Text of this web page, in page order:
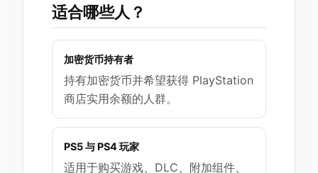
适合哪些人？
加密货币持有者
持有加密货币并希望获得 PlayStation
商店实用余额的人群。
PS5 与 PS4 玩家
适用于购买游戏、DLC、附加组件、